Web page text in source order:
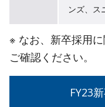
ンズ、ス
※ なお、新卒採用
ご確認ください。
FY23